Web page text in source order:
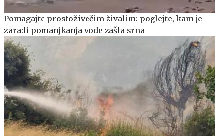
Pomagajte prostoživečim živalim: poglejte, kam je
zaradi pomanjkanja vode zašla srna